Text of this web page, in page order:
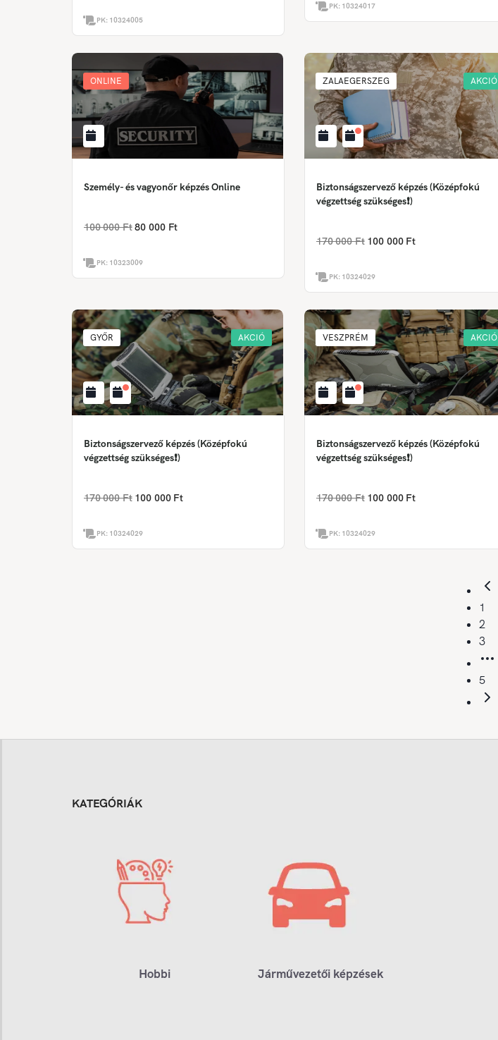
PK: 10324005
PK: 10324017
ONLINE
Személy- és vagyonőr képzés Online
100 000 Ft 80 000 Ft
PK: 10323009
ZALAEGERSZEG AKCIÓ
Biztonságszervező képzés (Középfokú
végzettség szükséges❗)
170 000 Ft 100 000 Ft
PK: 10324029
GYŐR AKCIÓ
Biztonságszervező képzés (Középfokú
végzettség szükséges❗)
170 000 Ft 100 000 Ft
PK: 10324029
VESZPRÉM AKCIÓ
Biztonságszervező képzés (Középfokú
végzettség szükséges❗)
170 000 Ft 100 000 Ft
PK: 10324029
1
2
3
5
KATEGÓRIÁK
Hobbi Járművezetői képzések